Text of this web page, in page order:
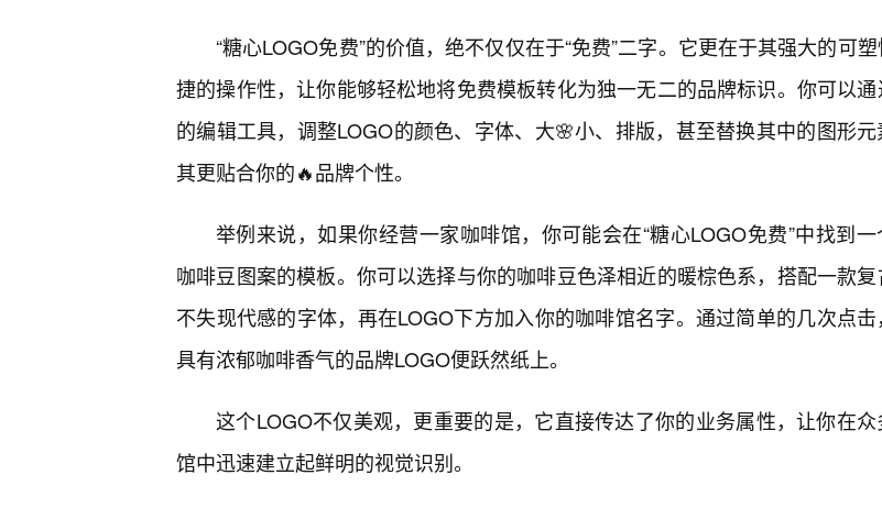
“糖心LOGO免费”的价值，绝不仅仅在于“免费”二字。它更在于其强大的可
捷的操作性，让你能够轻松地将免费模板转化为独一无二的品牌标识。你可以
的编辑工具，调整LOGO的颜色、字体、大🌸小、排版，甚至替换其中的图形
其更贴合你的🔥品牌个性。
举例来说，如果你经营一家咖啡馆，你可能会在“糖心LOGO免费”中找到
咖啡豆图案的模板。你可以选择与你的咖啡豆色泽相近的暖棕色系，搭配一款
不失现代感的字体，再在LOGO下方加入你的咖啡馆名字。通过简单的几次点
具有浓郁咖啡香气的品牌LOGO便跃然纸上。
这个LOGO不仅美观，更重要的是，它直接传达了你的业务属性，让你在
馆中迅速建立起鲜明的视觉识别。